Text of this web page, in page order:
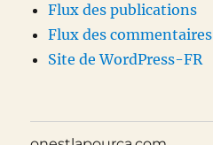
Flux des publications
Flux des commentaires
Site de WordPress-FR